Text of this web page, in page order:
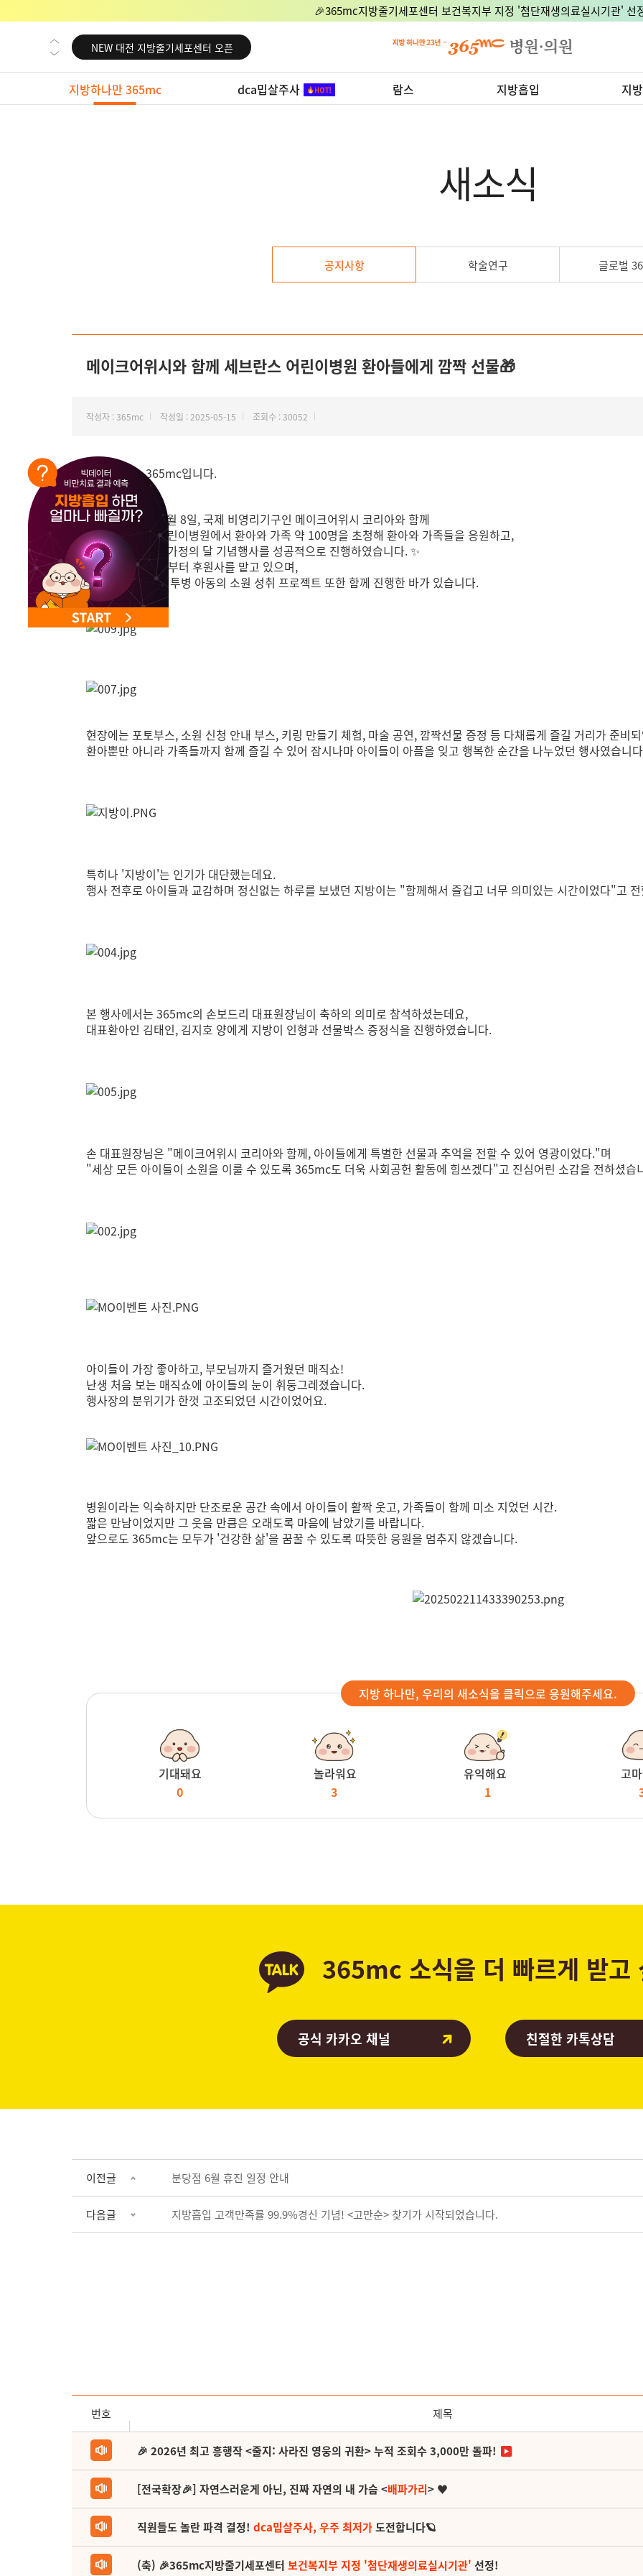
🎉365mc지방줄기세포센터 보건복지부 지정 '첨단재생의료실시기관' 선
NEW 교대 지방줄기세포센터 오픈
NEW 대전 지방줄기세포센터 오픈
NEW 노원 지방줄기세포센터 오픈
NEW 미국 LA점 오픈
지방하나만 365mc dca밉살주사 람스 지방흡입 지
새소식
공지사항 학술연구 글로벌
메이크어위시와 함께 세브란스 어린이병원 환아들에게 깜짝 선물🎁
작성자 : 365mc 작성일 : 2025-05-15 조회수 : 30052
안녕하세요. 365mc입니다.
365mc가 지난 5월 8일, 국제 비영리기구인 메이크어위시 코리아와 함께
서울 세브란스 어린이병원에서 환아와 가족 약 100명을 초청해 환아와 가족들을 응원하고,
선물을 제공하는 가정의 달 기념행사를 성공적으로 진행하였습니다. ✨
365mc는 지난해부터 후원사를 맡고 있으며,
이번 해에 난치병 투병 아동의 소원 성취 프로젝트 또한 함께 진행한 바가 있습니다.
현장에는 포토부스, 소원 신청 안내 부스, 키링 만들기 체험, 마술 공연, 깜짝선물 증정 등 다채롭게 즐길 거리가 준비
환아뿐만 아니라 가족들까지 함께 즐길 수 있어 잠시나마 아이들이 아픔을 잊고 행복한 순간을 나누었던 행사였습니
특히나 '지방이'는 인기가 대단했는데요.
행사 전후로 아이들과 교감하며 정신없는 하루를 보냈던 지방이는 "함께해서 즐겁고 너무 의미있는 시간이었다"고
본 행사에서는 365mc의 손보드리 대표원장님이 축하의 의미로 참석하셨는데요,
대표환아인 김태인, 김지호 양에게 지방이 인형과 선물박스 증정식을 진행하였습니다.
손 대표원장님은 "메이크어위시 코리아와 함께, 아이들에게 특별한 선물과 추억을 전할 수 있어 영광이었다."며
"세상 모든 아이들이 소원을 이룰 수 있도록 365mc도 더욱 사회공헌 활동에 힘쓰겠다"고 진심어린 소감을 전하셨습
아이들이 가장 좋아하고, 부모님까지 즐거웠던 매직쇼!
난생 처음 보는 매직쇼에 아이들의 눈이 휘둥그레졌습니다.
행사장의 분위기가 한껏 고조되었던 시간이었어요.
병원이라는 익숙하지만 단조로운 공간 속에서 아이들이 활짝 웃고, 가족들이 함께 미소 지었던 시간.
짧은 만남이었지만 그 웃음 만큼은 오래도록 마음에 남았기를 바랍니다.
앞으로도 365mc는 모두가 '건강한 삶'을 꿈꿀 수 있도록 따뜻한 응원을 멈추지 않겠습니다.
지방 하나만, 우리의 새소식을 클릭으로 응원해주세요.
기대돼요
0
놀라워요
3
유익해요
1
고
365mc 소식을 더 빠르게 받고
공식 카카오 채널 친절한 카톡상담
이전글 분당점 6월 휴진 일정 안내
다음글 지방흡입 고객만족률 99.9%경신 기념! <고만순> 찾기가 시작되었습니다.
번호 제목
🎉 2026년 최고 흥행작 <줄지: 사라진 영웅의 귀환> 누적 조회수 3,000만 돌파!
[전국확장🎉] 자연스러운게 아닌, 진짜 자연의 내 가슴 <배파가리> ♥
직원들도 놀란 파격 결정! dca밉살주사, 우주 최저가도전합니다🪐
(축) 🎉365mc지방줄기세포센터 보건복지부 지정 '첨단재생의료실시기관' 선정!